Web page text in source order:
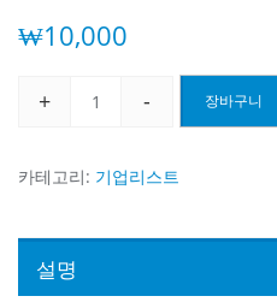
₩10,000
+
아
보
비
- 장바구니
카테고리: 기업리스트
설명